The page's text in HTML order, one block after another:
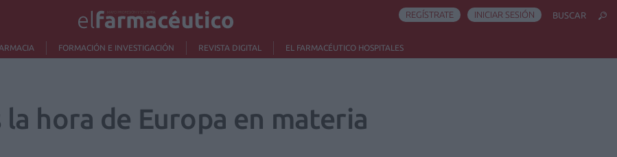
FORMACIÓN E INVESTIGACIÓN REVISTA DIGITAL EL FARMACÉUTICO HOSPITALES
REGÍSTRATE INICIAR SESIÓN BUSCAR
la hora de Europa en materia